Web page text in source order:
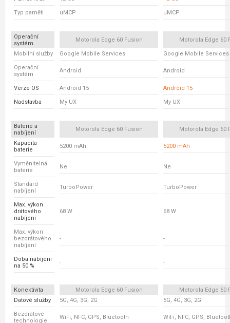
Typ paměti uMCP uMCP
Operační
systém
Motorola Edge 60 Fusion Motorola Edge 60
Mobilní služby Google Mobile Services Google Mobile Services
Operační
systém
Android Android
Verze OS Android 15 Android 15
Nadstavba My UX My UX
Baterie a
nabíjení
Motorola Edge 60 Fusion Motorola Edge 60
Kapacita
baterie
5200 mAh 5200 mAh
Vyměnitelná
baterie
Ne Ne
Standard
nabíjení
TurboPower TurboPower
Max. výkon
drátového
nabíjení
68 W 68 W
Max. výkon
bezdrátového
nabíjení
- -
Doba nabíjení
na 50 %
- -
Konektivita Motorola Edge 60 Fusion
Motorola Edge 60
Datové služby
5G, 4G, 3G, 2G 5G, 4G, 3G, 2G
Bezdrátové
technologie
WiFi, NFC, GPS, Bluetooth WiFi, NFC, GPS,